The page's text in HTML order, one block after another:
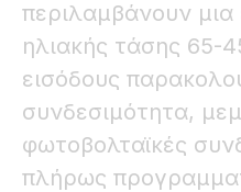
περιλαμβάνουν μια
ηλιακής τάσης 65-
εισόδους
συνδεσιμότητα,
φωτοβολταϊκές
πλήρως